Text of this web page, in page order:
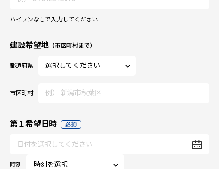
ハイフンなしで入力してください
建設希望地 （市区町村まで）
都道府県
市区町村
第１希望日時 必須
時刻